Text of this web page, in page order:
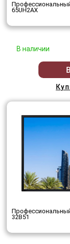
65UH2AX
В наличии
32B51